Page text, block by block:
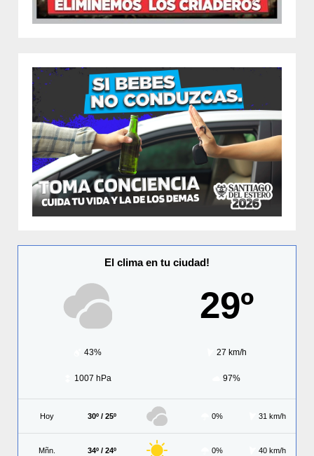
El clima en tu ciudad!
29º
43% 27 km/h
1007 hPa 97%
Hoy 30º / 25º 0% 31 km/h
Mñn. 34º / 24º 0% 40 km/h